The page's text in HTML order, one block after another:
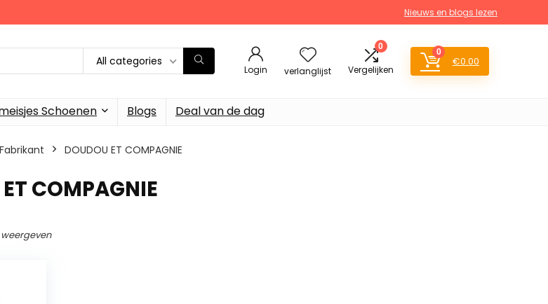
Nieuws en blogs lezen
All categories
Login verlanglijst
0
Vergelijken
0
€0.00
Schoenen Blogs Deal van de dag
‎DOUDOU ET COMPAGNIE
COMPAGNIE